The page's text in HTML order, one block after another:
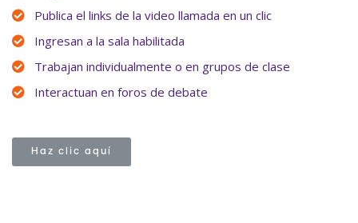
Publica el links de la video llamada en un clic
Ingresan a la sala habilitada
Trabajan individualmente o en grupos de clase
Interactuan en foros de debate
Haz clic aquí